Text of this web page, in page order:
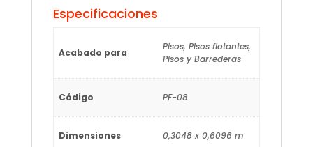
Especificaciones
Acabado para
Pisos, PIsos flotantes,
Pisos y Barrederas
Código PF-08
Dimensiones 0,3048 x 0,6096 m